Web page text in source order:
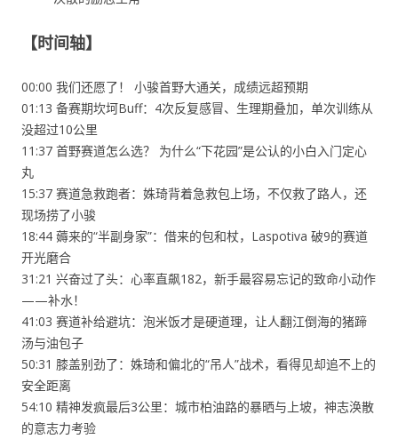
【时间轴】
00:00 我们还愿了！ 小骏首野大通关，成绩远超预期
01:13 备赛期坎坷Buff：4次反复感冒、生理期叠加，单次训练从
没超过10公里
11:37 首野赛道怎么选？ 为什么“下花园”是公认的小白入门定心
丸
15:37 赛道急救跑者：姝琦背着急救包上场，不仅救了路人，还
现场捞了小骏
18:44 薅来的“半副身家”：借来的包和杖，Laspotiva 破9的赛道
开光磨合
31:21 兴奋过了头：心率直飙182，新手最容易忘记的致命小动作
——补水！
41:03 赛道补给避坑：泡米饭才是硬道理，让人翻江倒海的猪蹄
汤与油包子
50:31 膝盖别劲了：姝琦和偏北的“吊人”战术，看得见却追不上的
安全距离
54:10 精神发疯最后3公里：城市柏油路的暴晒与上坡，神志涣散
的意志力考验